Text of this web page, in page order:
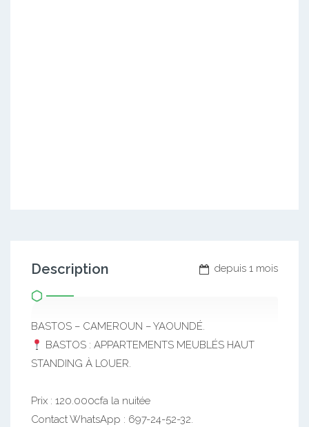
depuis 1 mois
Description
BASTOS – CAMEROUN – YAOUNDÉ.
BASTOS : APPARTEMENTS MEUBLÉS HAUT
STANDING À LOUER.
Prix : 120.000cfa la nuitée
Contact WhatsApp : 697-24-52-32.